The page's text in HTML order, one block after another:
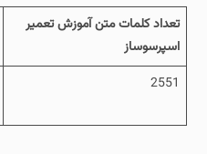
تعداد کلمات متن آموزش تعمیر
اسپرسوساز
2551